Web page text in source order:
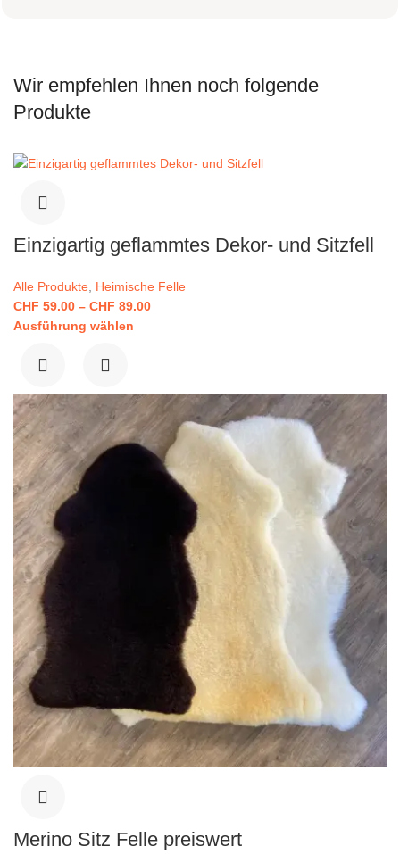
Wir empfehlen Ihnen noch folgende
Produkte
Einzigartig geflammtes Dekor- und Sitzfell
Alle Produkte, Heimische Felle
CHF 59.00 – CHF 89.00
Ausführung wählen
Merino Sitz Felle preiswert